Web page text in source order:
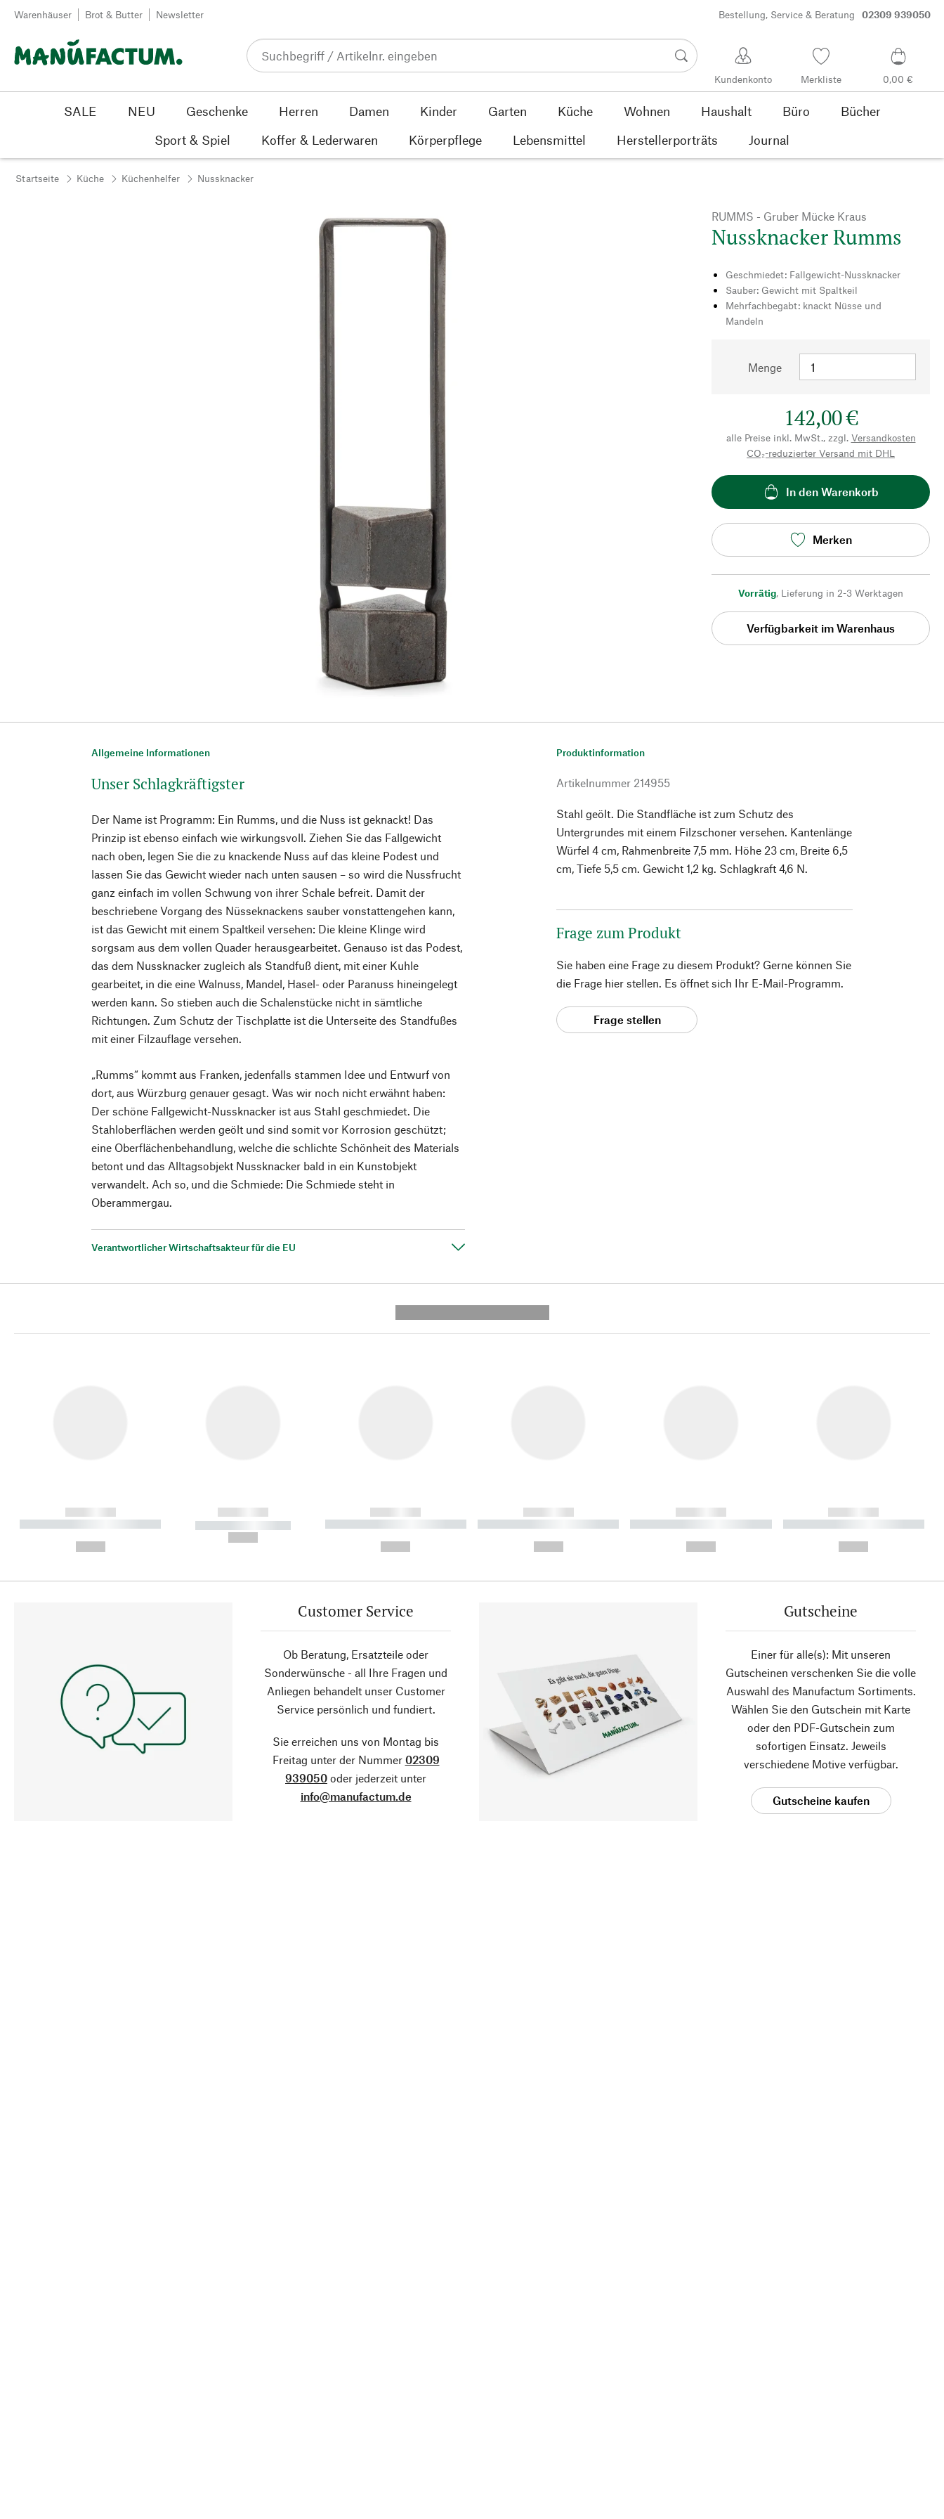
Zum Inhalt springen
Warenhäuser Brot & Butter Newsletter Bestellung, Service & Beratung 02309 939050
Kundenkonto Merkliste 0,00 €
SALE NEU Geschenke Herren Damen Kinder Garten Küche Wohnen Haushalt Büro
Bücher
Sport & Spiel
Koffer & Lederwaren Körperpflege Lebensmittel Herstellerporträts Journal
Startseite Küche Küchenhelfer Nussknacker
RUMMS - Gruber Mücke Kraus
Nussknacker Rumms
Geschmiedet: Fallgewicht-Nussknacker
Sauber: Gewicht mit Spaltkeil
Mehrfachbegabt: knackt Nüsse und
Mandeln
Menge
142,00 €
alle Preise inkl. MwSt., zzgl. Versandkosten
CO₂-reduzierter Versand mit DHL
In den Warenkorb
Merken
Vorrätig, Lieferung in 2-3 Werktagen
Verfügbarkeit im Warenhaus
Allgemeine Informationen
Unser Schlagkräftigster
Der Name ist Programm: Ein Rumms, und die Nuss ist geknackt! Das
Prinzip ist ebenso einfach wie wirkungsvoll. Ziehen Sie das Fallgewicht
nach oben, legen Sie die zu knackende Nuss auf das kleine Podest und
lassen Sie das Gewicht wieder nach unten sausen – so wird die Nussfrucht
ganz einfach im vollen Schwung von ihrer Schale befreit. Damit der
beschriebene Vorgang des Nüsseknackens sauber vonstattengehen kann,
ist das Gewicht mit einem Spaltkeil versehen: Die kleine Klinge wird
sorgsam aus dem vollen Quader herausgearbeitet. Genauso ist das Podest,
das dem Nussknacker zugleich als Standfuß dient, mit einer Kuhle
gearbeitet, in die eine Walnuss, Mandel, Hasel- oder Paranuss hineingelegt
werden kann. So stieben auch die Schalenstücke nicht in sämtliche
Richtungen. Zum Schutz der Tischplatte ist die Unterseite des Standfußes
mit einer Filzauflage versehen.
„Rumms“ kommt aus Franken, jedenfalls stammen Idee und Entwurf von
dort, aus Würzburg genauer gesagt. Was wir noch nicht erwähnt haben:
Der schöne Fallgewicht-Nussknacker ist aus Stahl geschmiedet. Die
Stahloberflächen werden geölt und sind somit vor Korrosion geschützt;
eine Oberflächenbehandlung, welche die schlichte Schönheit des Materials
betont und das Alltagsobjekt Nussknacker bald in ein Kunstobjekt
verwandelt. Ach so, und die Schmiede: Die Schmiede steht in
Oberammergau.
Verantwortlicher Wirtschaftsakteur für die EU
Produktinformation
Artikelnummer 214955
Stahl geölt. Die Standfläche ist zum Schutz des
Untergrundes mit einem Filzschoner versehen. Kantenlänge
Würfel 4 cm, Rahmenbreite 7,5 mm. Höhe 23 cm, Breite 6,5
cm, Tiefe 5,5 cm. Gewicht 1,2 kg. Schlagkraft 4,6 N.
Frage zum Produkt
Sie haben eine Frage zu diesem Produkt? Gerne können Sie
die Frage hier stellen. Es öffnet sich Ihr E-Mail-Programm.
Frage stellen
------------
----------- ----------- ----------
------------
----------- -----------
------------
----------- ----------- ----------
------------
----------- ----------- ----------
------------
----------- ----------- ----------
------------
----------- ----------- ----------
Customer Service
Ob Beratung, Ersatzteile oder
Sonderwünsche - all Ihre Fragen und
Anliegen behandelt unser Customer
Service persönlich und fundiert.
Sie erreichen uns von Montag bis
Freitag unter der Nummer 02309
939050 oder jederzeit unter
info@manufactum.de
Gutscheine
Einer für alle(s): Mit unseren
Gutscheinen verschenken Sie die volle
Auswahl des Manufactum Sortiments.
Wählen Sie den Gutschein mit Karte
oder den PDF-Gutschein zum
sofortigen Einsatz. Jeweils
verschiedene Motive verfügbar.
Gutscheine kaufen